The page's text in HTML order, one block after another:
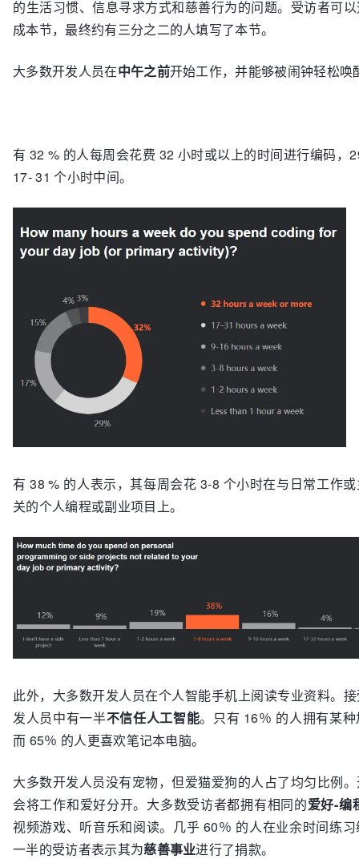
的生活习惯、信息寻求方式和慈善行为的问题。受访者可
成本节，最终约有三分之二的人填写了本节。
大多数开发人员在中午之前开始工作，并能够被闹钟轻松唤
有 32 % 的人每周会花费 32 小时或以上的时间进行编码，
17- 31 个小时中间。
有 38 % 的人表示，其每周会花 3-8 个小时在与日常工作
关的个人编程或副业项目上。
此外，大多数开发人员在个人智能手机上阅读专业资料。
发人员中有一半不信任人工智能。只有 16％ 的人拥有某
而 65％ 的人更喜欢笔记本电脑。
大多数开发人员没有宠物，但爱猫爱狗的人占了均匀比例
会将工作和爱好分开。大多数受访者都拥有相同的爱好-编
视频游戏、听音乐和阅读。几乎 60％ 的人在业余时间练
一半的受访者表示其为慈善事业进行了捐款。